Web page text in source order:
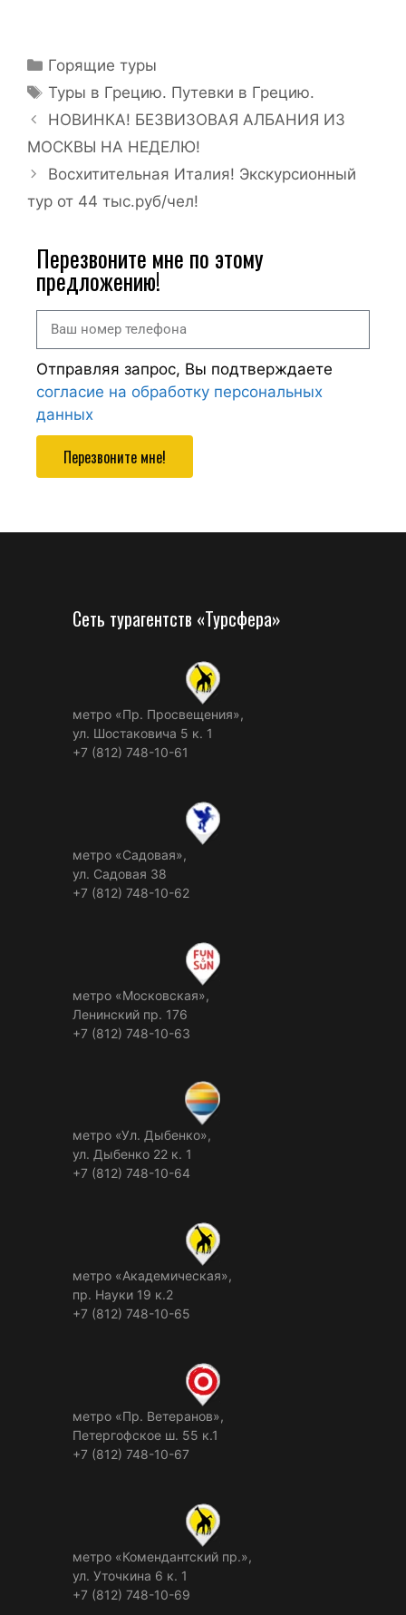
Горящие туры
Туры в Грецию. Путевки в Грецию.
НОВИНКА! БЕЗВИЗОВАЯ АЛБАНИЯ ИЗ
МОСКВЫ НА НЕДЕЛЮ!
Восхитительная Италия! Экскурсионный
тур от 44 тыс.руб/чел!
Перезвоните мне по этому
предложению!
Отправляя запрос, Вы подтверждаете
согласие на обработку персональных
данных
Перезвоните мне!
Сеть турагентств «Турсфера»
метро «Пр. Просвещения»,
ул. Шостаковича 5 к. 1
+7 (812) 748-10-61
метро «Садовая»,
ул. Садовая 38
+7 (812) 748-10-62
метро «Московская»,
Ленинский пр. 176
+7 (812) 748-10-63
метро «Ул. Дыбенко»,
ул. Дыбенко 22 к. 1
+7 (812) 748-10-64
метро «Академическая»,
пр. Науки 19 к.2
+7 (812) 748-10-65
метро «Пр. Ветеранов»,
Петергофское ш. 55 к.1
+7 (812) 748-10-67
метро «Комендантский пр.»,
ул. Уточкина 6 к. 1
+7 (812) 748-10-69